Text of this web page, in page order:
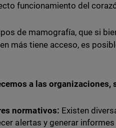
funcionamiento del
de mamografía, que si
más tiene acceso, es
a las organizaciones,
normativos: Existen
alertas y generar